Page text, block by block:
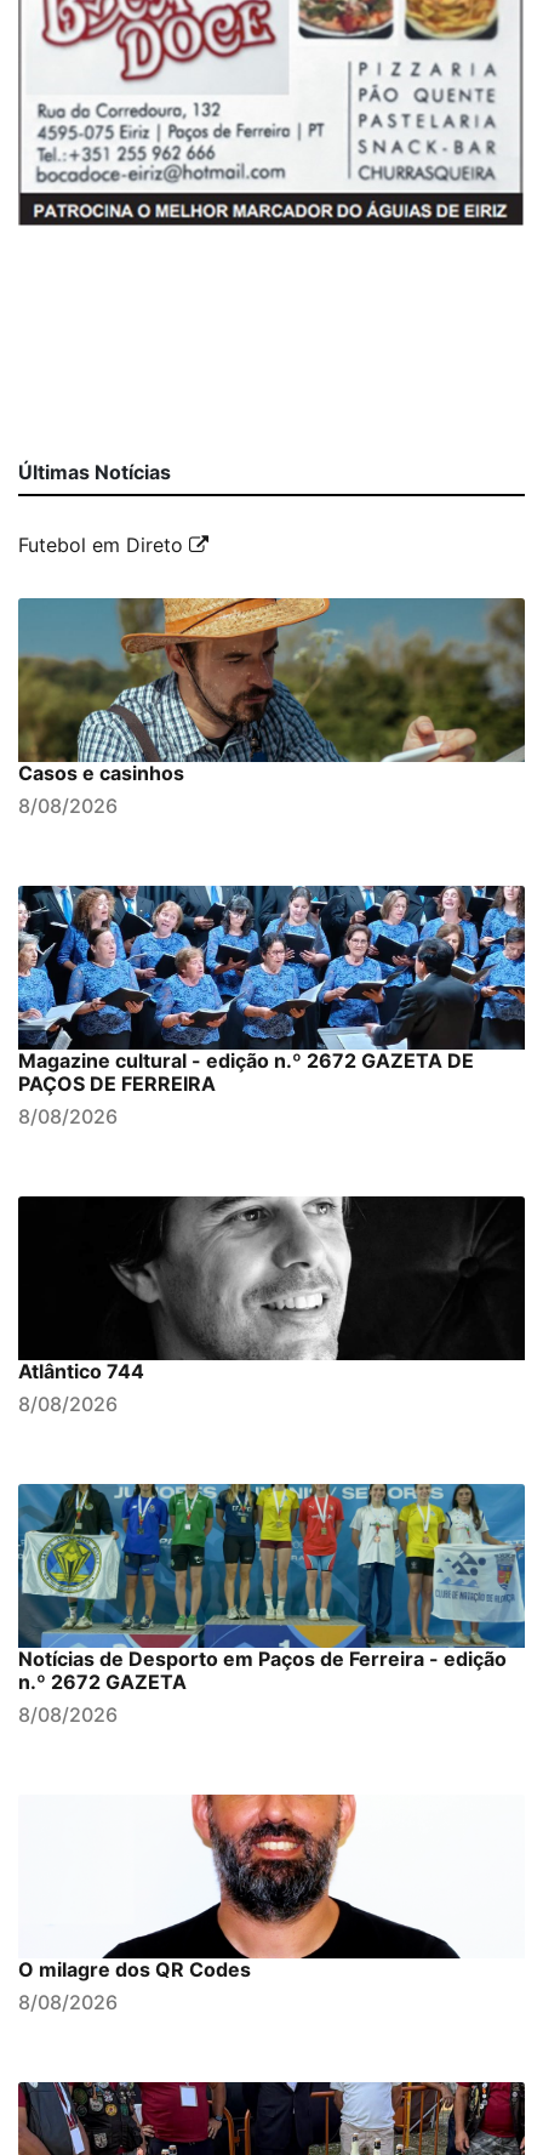
Últimas Notícias
Futebol em Direto
Casos e casinhos
8/08/2026
Magazine cultural - edição n.º 2672 GAZETA DE
PAÇOS DE FERREIRA
8/08/2026
Atlântico 744
8/08/2026
Notícias de Desporto em Paços de Ferreira - edição
n.º 2672 GAZETA
8/08/2026
O milagre dos QR Codes
8/08/2026